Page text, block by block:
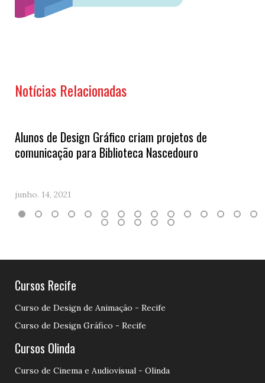
Notícias Relacionadas
Alunos de Design Gráfico criam projetos de
comunicação para Biblioteca Nascedouro
junho. 14, 2021
Cursos Recife
Curso de Design de Animação - Recife
Curso de Design Gráfico - Recife
Cursos Olinda
Curso de Cinema e Audiovisual - Olinda